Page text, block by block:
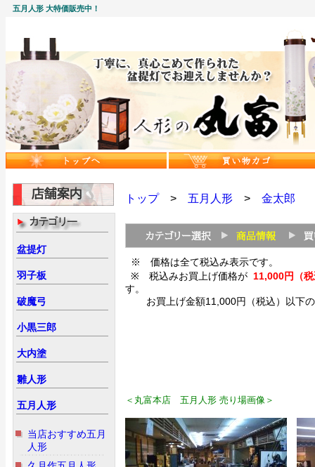
五月人形 大特価販売中！
盆提灯
羽子板
破魔弓
小黒三郎
大内塗
雛人形
五月人形
当店おすすめ五月
人形
トップ> 五月人形> 金太郎
※ 価格は全て税込み表示です。
※ 税込みお買上げ価格が 11,000円（
す。
お買上げ金額11,000円（税込）以下
＜丸富本店 五月人形 売り場画像＞